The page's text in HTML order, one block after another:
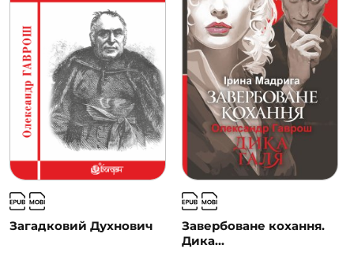
Загадковий Духнович
Завербоване кохання.
Дика...